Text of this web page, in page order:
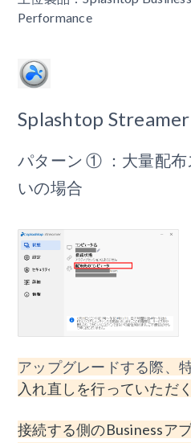
Performance
Splashtop Streamer
パターン ① ：大量配
いの場合
アップグレードする際、
入れ直しを行っていただ
接続する側のBusinessア